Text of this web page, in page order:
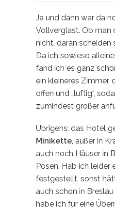
Ja und dann war da
Vollverglast. Ob man
nicht, daran scheiden
Da ich sowieso
fand ich es ganz
ein kleineres Zimmer,
offen und „luftig“,
zumindest größer
Übrigens: das Hotel
Minikette , außer in
auch noch Häuser in
Posen. Hab ich leider
festgestellt, sonst
auch schon in
habe ich für eine